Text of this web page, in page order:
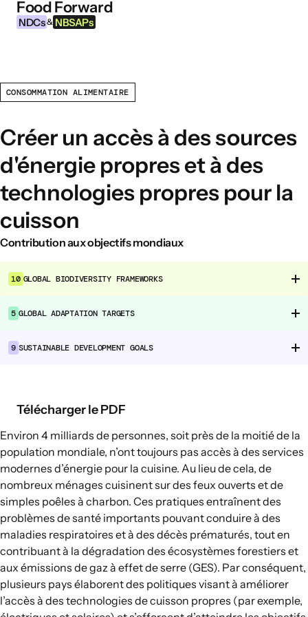
Aller au contenu
Food Forward
NDCs & NBSAPs
INFORMATIONS
À propos de cet outil
Qu’est-ce que les NDCs ?
Qu’est-ce que les NBSAPs ?
Pourquoi agir sur l’agriculture et les
systèmes alimentaires ?
DOMAINES D’INTERVENTION ALIMENTAIRE
Environnement alimentaire
Gouvernance alimentaire
Production alimentaire
Chaînes d’approvisionnement
alimentaire
l’agriculture et des systèmes
alimentaires
Connexions
CONSOMMATION ALIMENTAIRE
Créer un accès à des sources
d'énergie propres et à des
technologies propres pour la
cuisson
Contribution aux objectifs mondiaux
10 GLOBAL BIODIVERSITY FRAMEWORKS
5 GLOBAL ADAPTATION TARGETS
9 SUSTAINABLE DEVELOPMENT GOALS
Télécharger le PDF
Environ 4 milliards de personnes, soit près de la moitié de la
population mondiale, n’ont toujours pas accès à des services
modernes d’énergie pour la cuisine. Au lieu de cela, de
nombreux ménages cuisinent sur des feux ouverts et de
simples poêles à charbon. Ces pratiques entraînent des
problèmes de santé importants pouvant conduire à des
maladies respiratoires et à des décès prématurés, tout en
contribuant à la dégradation des écosystèmes forestiers et
aux émissions de gaz à effet de serre (GES). Par conséquent,
plusieurs pays élaborent des politiques visant à améliorer
l’accès à des technologies de cuisson propres (par exemple,